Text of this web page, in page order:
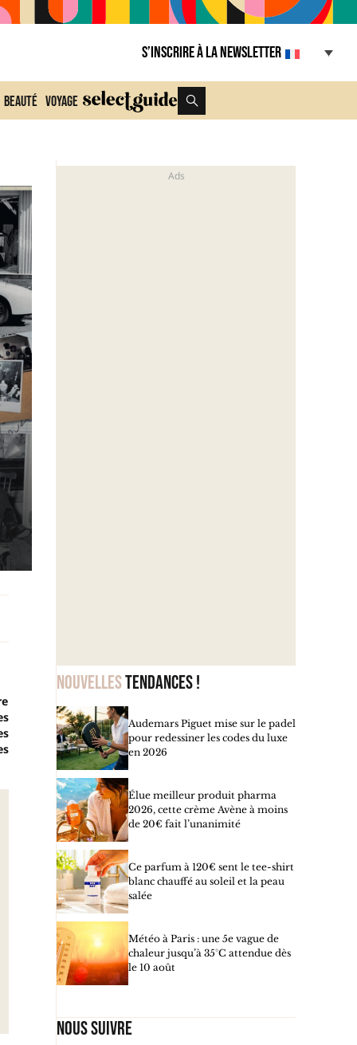
S’inscrire à la Newsletter
Beauté Voyage
Nouvellestendances !
Audemars Piguet mise sur le padel
pour redessiner les codes du luxe
en 2026
Élue meilleur produit pharma
2026, cette crème Avène à moins
de 20€ fait l’unanimité
Ce parfum à 120€ sent le tee-shirt
blanc chauffé au soleil et la peau
salée
Météo à Paris : une 5e vague de
chaleur jusqu’à 35°C attendue dès
le 10 août
Nous suivre